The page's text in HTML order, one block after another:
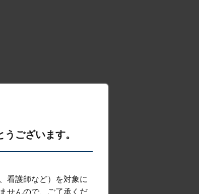
ございます。
看護師など）を対象に
せんので、ご了承くだ